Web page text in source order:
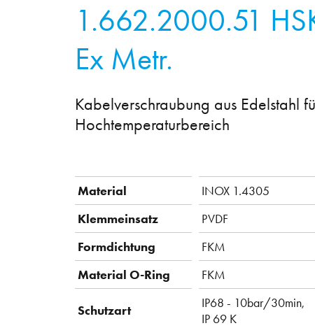
1.662.2000.51
Ex Metr.
Kabelverschraubung aus Edelstahl
Hochtemperaturbereich
Material
INOX 1.4305
Klemmeinsatz
PVDF
Formdichtung
FKM
Material O-Ring
FKM
Schutzart
IP68 - 10bar/30min,
IP 69 K